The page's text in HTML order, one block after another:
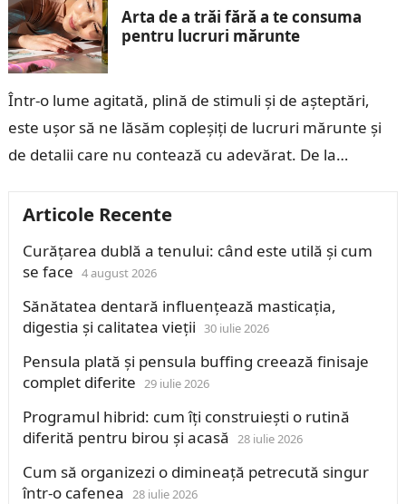
Arta de a trăi fără a te consuma
pentru lucruri mărunte
Într-o lume agitată, plină de stimuli și de așteptări,
este ușor să ne lăsăm copleșiți de lucruri mărunte și
de detalii care nu contează cu adevărat. De la…
Articole Recente
Curățarea dublă a tenului: când este utilă și cum
se face 4 august 2026
Sănătatea dentară influențează masticația,
digestia și calitatea vieții 30 iulie 2026
Pensula plată și pensula buffing creează finisaje
complet diferite 29 iulie 2026
Programul hibrid: cum îți construiești o rutină
diferită pentru birou și acasă 28 iulie 2026
Cum să organizezi o dimineață petrecută singur
într-o cafenea 28 iulie 2026